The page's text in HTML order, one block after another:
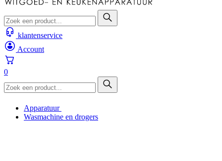
klantenservice
Account
0
Apparatuur
Wasmachine en drogers